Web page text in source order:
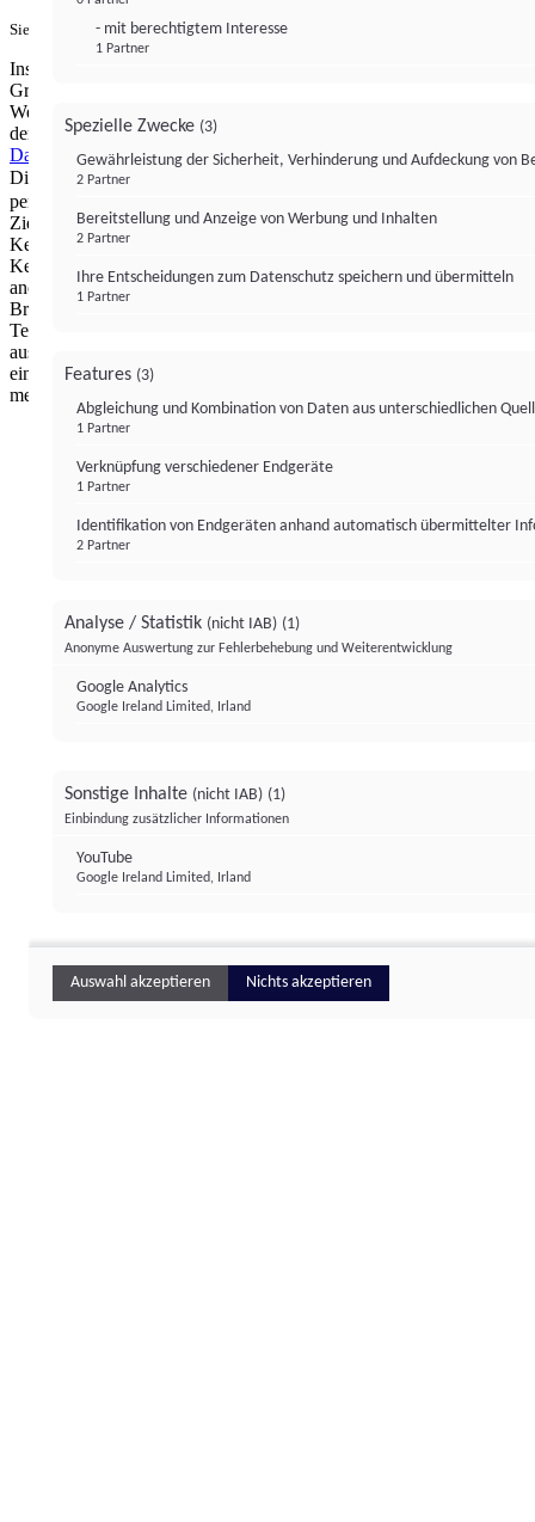
Sie haben ein PUR-Abo?Hier anmelden.
Institutional Money mit Werbung: Wir nutzen aus wirtschaftlichen
Gründen die Möglichkeit, unsere Webseite Dritten als digitalen
Werbeplatz zur Verfügung zu stellen. Über Verarbeitungen, die in
der Verantwortung von uns liegen, können Sie sich in unserer
Datenschutzerklärungnäher informieren.Zur Bereitstellung unserer
Dienste nutzen wir Technologien von
personalisierte Werbung, Messung von Werbeleistung und
Zielgruppenforschung. Cookies, Endgeräte- oder ähnliche Online-
Kennungen (z. B. login-basierte Kennungen, zufällig generierte
Kennungen, netzwerkbasierte Kennungen) können zusammen mit
anderen Informationen (z. B. Browsertyp und
Browserinformationen, Sprache, Bildschirmgröße, unterstützte
Technologien usw.) auf Ihrem Endgerät gespeichert oder von dort
ausgelesen werden, um es jedes Mal wiederzuerkennen, wenn es
eine App oder einer Webseite aufruft. Dies geschieht für einen oder
mehrere der hier aufgeführten Verarbeitungszwecke.
- mit berechtigtem Interesse
1 Partner
Spezielle Zwecke (3)
Gewährleistung der Sicherheit, Verhinderung und Aufdeckung von
2 Partner
Bereitstellung und Anzeige von Werbung und Inhalten
2 Partner
Ihre Entscheidungen zum Datenschutz speichern und übermitteln
1 Partner
Features (3)
Abgleichung und Kombination von Daten aus unterschiedlichen
1 Partner
Verknüpfung verschiedener Endgeräte
1 Partner
Identifikation von Endgeräten anhand automatisch übermittelter
2 Partner
Analyse / Statistik (nicht IAB) (1)
Anonyme Auswertung zur Fehlerbehebung und Weiterentwicklung
Google Analytics
Google Ireland Limited, Irland
Sonstige Inhalte (nicht IAB) (1)
Einbindung zusätzlicher Informationen
YouTube
Google Ireland Limited, Irland
Auswahl akzeptieren Nichts akzeptieren
Institutional Money
ImpressumDatenschutzerklärung